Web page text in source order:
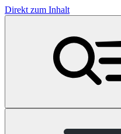
Direkt zum Inhalt